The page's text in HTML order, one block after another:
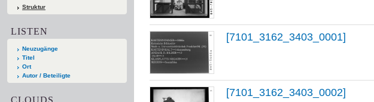
Struktur
LISTEN
Neuzugänge
Titel
Ort
Autor / Beteiligte
CLOUDS
[7101_3162_3403_0001]
[7101_3162_3403_0002]